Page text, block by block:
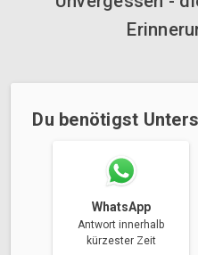
Du benötigst
WhatsApp
Antwort innerhalb
kürzester Zeit